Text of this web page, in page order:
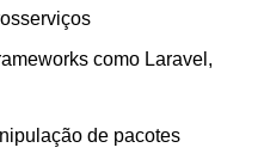
como Laravel,
de pacotes